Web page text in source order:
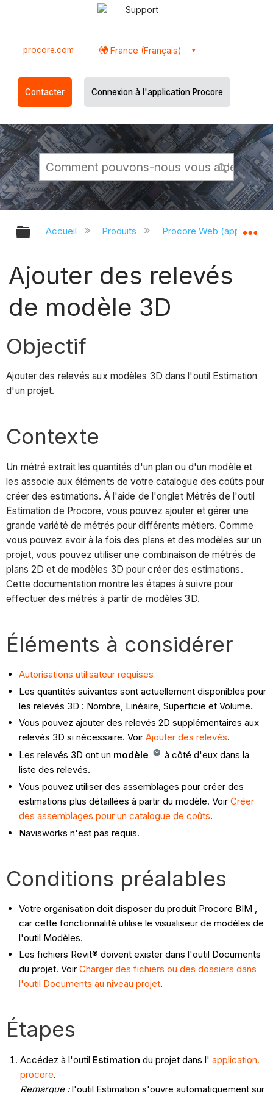
Support
procore.com France (Français)
Contacter Connexion à l'application Procore
Développer/réduire la hiérarchie
Accueil Produits Procore Web
Ajouter des relevés
de modèle 3D
Objectif
Ajouter des relevés aux modèles 3D dans l'outil Estimation
d'un projet.
Contexte
Un métré extrait les quantités d'un plan ou d'un modèle et
les associe aux éléments de votre catalogue des coûts pour
créer des estimations. À l'aide de l'onglet Métrés de l'outil
Estimation de Procore, vous pouvez ajouter et gérer une
grande variété de métrés pour différents métiers. Comme
vous pouvez avoir à la fois des plans et des modèles sur un
projet, vous pouvez utiliser une combinaison de métrés de
plans 2D et de modèles 3D pour créer des estimations.
Cette documentation montre les étapes à suivre pour
effectuer des métrés à partir de modèles 3D.
Éléments à considérer
Autorisations utilisateur requises
Les quantités suivantes sont actuellement disponibles pour
les relevés 3D : Nombre, Linéaire, Superficie et Volume.
Vous pouvez ajouter des relevés 2D supplémentaires aux
relevés 3D si nécessaire. VoirAjouter des relevés.
Les relevés 3D ont un modèle
à côté d'eux dans la
liste des relevés.
Vous pouvez utiliser des assemblages pour créer des
estimations plus détaillées à partir du modèle. VoirCréer
des assemblages pour un catalogue de coûts.
Navisworks n'est pas requis.
Conditions préalables
Votre organisation doit disposer du produit Procore BIM ,
car cette fonctionnalité utilise le visualiseur de modèles de
l'outil Modèles.
Les fichiers Revit® doivent exister dans l'outil Documents
du projet. VoirCharger des fichiers ou des dossiers dans
l'outil Documents au niveau projet.
Étapes
Accédez à l'outil Estimation du projet dans l' application.
procore.
Remarque :l'outil Estimation s'ouvre automatiquement sur